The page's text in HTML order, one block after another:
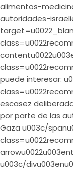
alimentos-
autoridades-
puede interesar:
escasez
por parte de las
Gaza u003c/
u003c/